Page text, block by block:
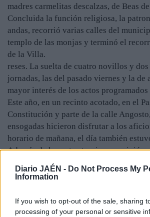
Diario JAÉN - Do Not Process My
Information
If you wish to opt-out of the sale, sharing
processing of your personal or sensitive
madres carmelitas descalzas, de Beas
Concluida la función religiosa, la
andas, recorrió varias calles del
templo de las monjas y terminó el
de la Villa.
reses. La suelta de cuatro novillos y
jornadas, las del pasado viernes y la de
mayor interés de los actos
Este año, en un recinto acotado, en el
Constitución y parte de la calle
ensogadas hicieron disfrutar a los
horario de mañana, el día también
Además de los actos taurinos se vivió
asado de vaca a la brasa, así como
y actividades infantiles.
libro “Jaén en Romance”, original de
Arévalo, y la actuación de la cantante